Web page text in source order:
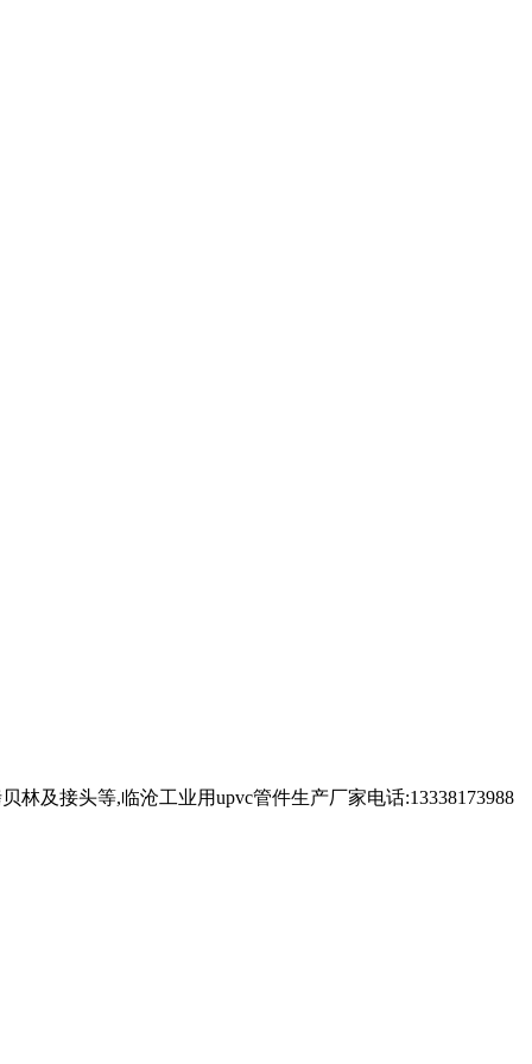
林及接头等,临沧工业用upvc管件生产厂家电话:13338173988